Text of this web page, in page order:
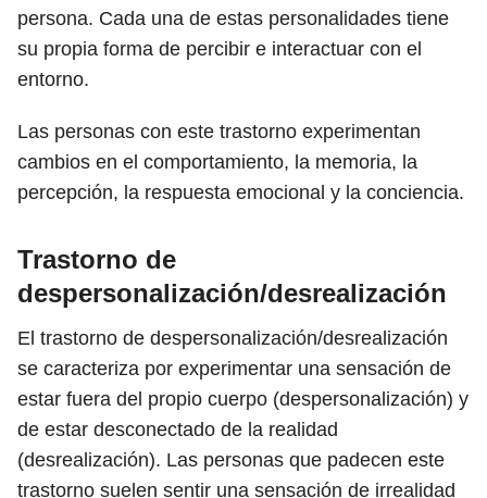
persona. Cada una de estas personalidades tiene
su propia forma de percibir e interactuar con el
entorno.
Las personas con este trastorno experimentan
cambios en el comportamiento, la memoria, la
percepción, la respuesta emocional y la conciencia.
Trastorno de
despersonalización/desrealización
El trastorno de despersonalización/desrealización
se caracteriza por experimentar una sensación de
estar fuera del propio cuerpo (despersonalización) y
de estar desconectado de la realidad
(desrealización). Las personas que padecen este
trastorno suelen sentir una sensación de irrealidad